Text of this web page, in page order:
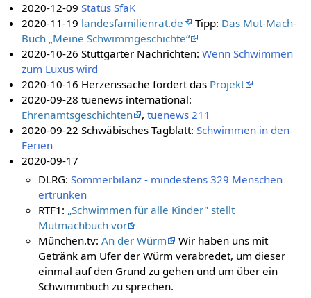
2020-12-09Status SfaK
2020-11-19 landesfamilienrat.de Tipp: Das Mut-Mach-
Buch „Meine Schwimmgeschichte“
2020-10-26 Stuttgarter Nachrichten:Wenn Schwimmen
zum Luxus wird
2020-10-16 Herzenssache fördert das Projekt
2020-09-28 tuenews international:
Ehrenamtsgeschichten
,tuenews 211
2020-09-22 Schwäbisches Tagblatt:Schwimmen in den
Ferien
2020-09-17
DLRG:Sommerbilanz - mindestens 329 Menschen
ertrunken
RTF1: „Schwimmen für alle Kinder" stellt
Mutmachbuch vor
München.tv:An der Würm
Wir haben uns mit
Getränk am Ufer der Würm verabredet, um dieser
einmal auf den Grund zu gehen und um über ein
Schwimmbuch zu sprechen.